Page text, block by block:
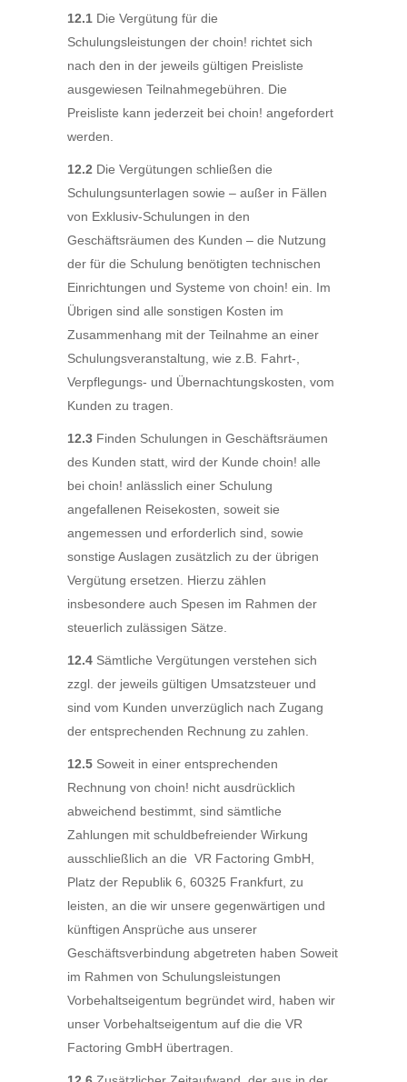
12.1 Die Vergütung für die
Schulungsleistungen der choin! richtet sich
nach den in der jeweils gültigen Preisliste
ausgewiesen Teilnahmegebühren. Die
Preisliste kann jederzeit bei choin! angefordert
werden.
12.2 Die Vergütungen schließen die
Schulungsunterlagen sowie – außer in Fällen
von Exklusiv-Schulungen in den
Geschäftsräumen des Kunden – die Nutzung
der für die Schulung benötigten technischen
Einrichtungen und Systeme von choin! ein. Im
Übrigen sind alle sonstigen Kosten im
Zusammenhang mit der Teilnahme an einer
Schulungsveranstaltung, wie z.B. Fahrt-,
Verpflegungs- und Übernachtungskosten, vom
Kunden zu tragen.
12.3 Finden Schulungen in Geschäftsräumen
des Kunden statt, wird der Kunde choin! alle
bei choin! anlässlich einer Schulung
angefallenen Reisekosten, soweit sie
angemessen und erforderlich sind, sowie
sonstige Auslagen zusätzlich zu der übrigen
Vergütung ersetzen. Hierzu zählen
insbesondere auch Spesen im Rahmen der
steuerlich zulässigen Sätze.
12.4 Sämtliche Vergütungen verstehen sich
zzgl. der jeweils gültigen Umsatzsteuer und
sind vom Kunden unverzüglich nach Zugang
der entsprechenden Rechnung zu zahlen.
12.5 Soweit in einer entsprechenden
Rechnung von choin! nicht ausdrücklich
abweichend bestimmt, sind sämtliche
Zahlungen mit schuldbefreiender Wirkung
ausschließlich an die VR Factoring GmbH,
Platz der Republik 6, 60325 Frankfurt, zu
leisten, an die wir unsere gegenwärtigen und
künftigen Ansprüche aus unserer
Geschäftsverbindung abgetreten haben Soweit
im Rahmen von Schulungsleistungen
Vorbehaltseigentum begründet wird, haben wir
unser Vorbehaltseigentum auf die die VR
Factoring GmbH übertragen.